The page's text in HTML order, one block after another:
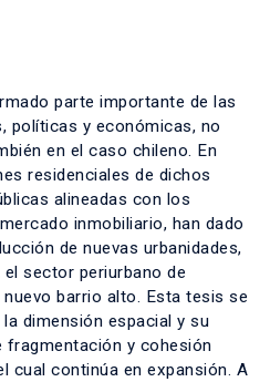
parte importante de las
políticas y económicas, no
en el caso chileno. En
residenciales de dichos
alineadas con los
inmobiliario, han dado
de nuevas urbanidades,
sector periurbano de
barrio alto. Esta tesis se
dimensión espacial y su
y cohesión
cual continúa en expansión. A